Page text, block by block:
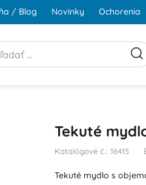
/ Blog Novinky Ochorenia
Tekuté
Katalógové č.: 16415
Tekuté mydlo s